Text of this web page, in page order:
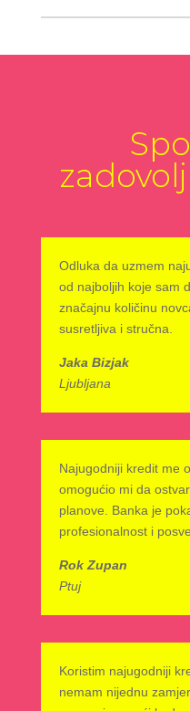
Odluka da uzmem
od najboljih koje sam
značajnu količinu
susretljiva i stručna.
Jaka Bizjak
Ljubljana
Najugodniji kredit me
omogućio mi da
planove. Banka je
profesionalnost i
Rok Zupan
Ptuj
Koristim najugodniji
nemam nijednu